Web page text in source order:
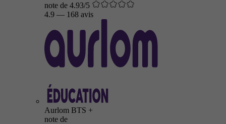
note de 4.93/5
4.9 — 168 avis
Aurlom BTS +
note de